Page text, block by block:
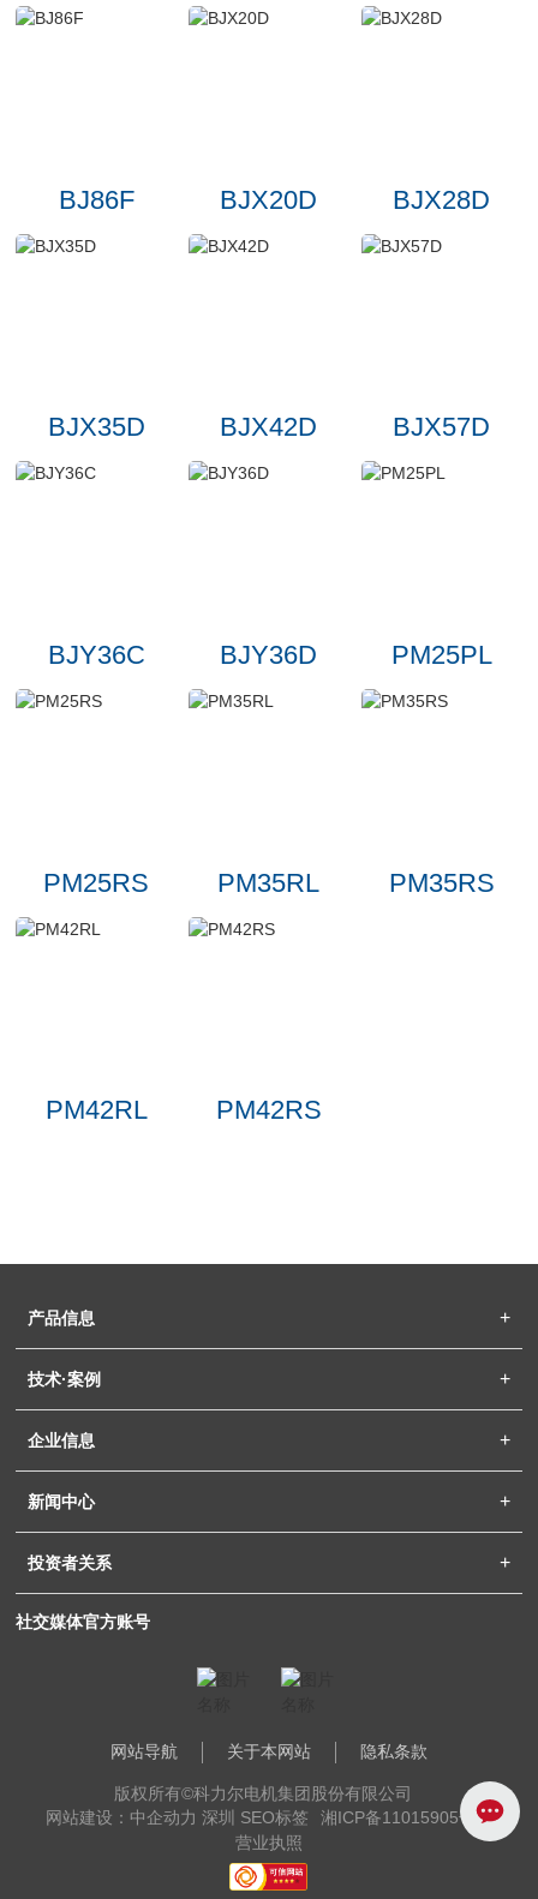
BJ86F BJX20D BJX28D
BJX35D BJX42D BJX57D
BJY36C BJY36D PM25PL
PM25RS PM35RL PM35RS
PM42RL PM42RS
产品信息
技术·案例
企业信息
新闻中心
投资者关系
社交媒体官方账号
网站导航 关于本网站 隐私条款
版权所有©科力尔电机集团股份有限公司
网站建设：中企动力 深圳 SEO标签
湘ICP备11015905号-1
营业执照